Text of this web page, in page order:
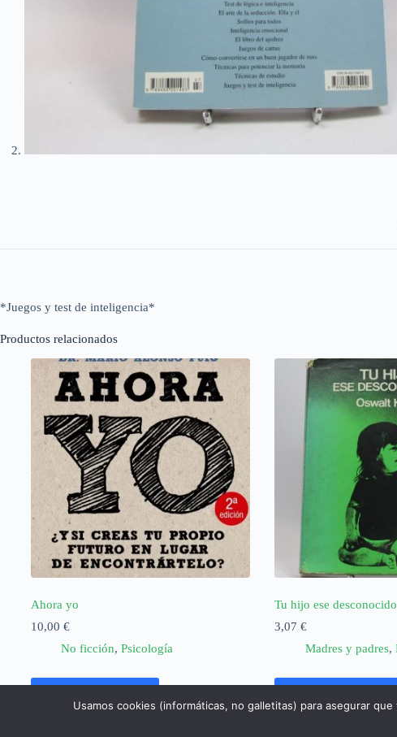
*Juegos y test de inteligencia*
Productos relacionados
Ahora yo
10,00 €
No ficción, Psicología
Tu hijo ese desconocido
3,07€
Madres y padres,
Usamos cookies (informáticas, no galletitas) para asegurar